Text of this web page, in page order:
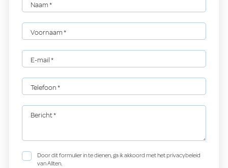
Naam*
Voornaam*
E-mail*
Telefoon*
Bericht*
Door dit formulier in te dienen, ga ik akkoord met het privacybeleid
van Allten.